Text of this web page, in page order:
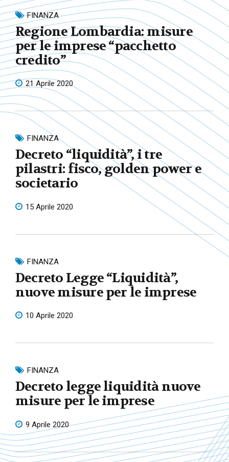
FINANZA
Regione Lombardia: misure
per le imprese “pacchetto
credito”
21 Aprile 2020
FINANZA
Decreto “liquidità”, i tre
pilastri: fisco, golden power e
societario
15 Aprile 2020
FINANZA
Decreto Legge “Liquidità”,
nuove misure per le imprese
10 Aprile 2020
FINANZA
Decreto legge liquidità nuove
misure per le imprese
9 Aprile 2020